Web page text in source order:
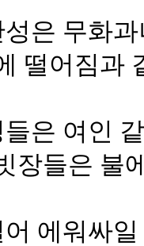
은 무화
떨어짐과
은 여인
장들은 불
에워싸